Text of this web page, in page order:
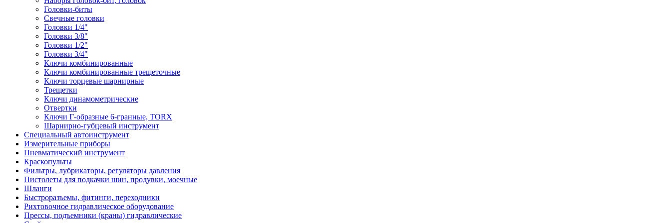
Головки-биты
Свечные головки
Головки 1/4"
Головки 3/8"
Головки 1/2"
Головки 3/4"
Ключи комбинированные
Ключи комбинированные трещеточные
Ключи торцевые шарнирные
Трещетки
Ключи динамометрические
Отвертки
Ключи Г-образные 6-гранные, TORX
Шарнирно-губцевый инструмент
Специальный автоинструмент
Измерительные приборы
Пневматический инструмент
Краскопульты
Фильтры, лубрикаторы, регуляторы давления
Пистолеты для подкачки шин, продувки, моечные
Шланги
Быстроразъемы, фитинги, переходники
Рихтовочное гидравлическое оборудование
Прессы, подъемники (краны) гидравлические